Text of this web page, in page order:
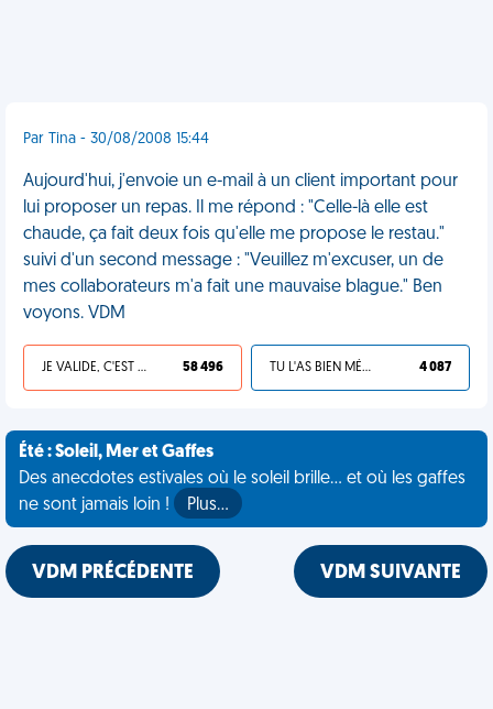
Par Tina - 30/08/2008 15:44
Aujourd'hui, j'envoie un e-mail à un client important pour
lui proposer un repas. Il me répond : "Celle-là elle est
chaude, ça fait deux fois qu'elle me propose le restau."
suivi d'un second message : "Veuillez m'excuser, un de
mes collaborateurs m'a fait une mauvaise blague." Ben
voyons. VDM
JE VALIDE, C'EST UNE VDM 58 496 TU L'AS BIEN MÉRITÉ 4 087
Été : Soleil, Mer et Gaffes
Des anecdotes estivales où le soleil brille... et où les gaffes
ne sont jamais loin !
Plus…
VDM PRÉCÉDENTE VDM SUIVANTE